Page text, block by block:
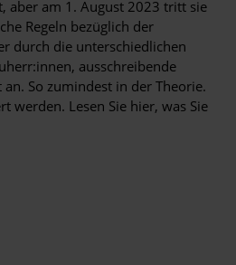
aber am 1. August 2023 tritt sie
Regeln bezüglich der
durch die unterschiedlichen
ausschreibende
So zumindest in der Theorie.
werden. Lesen Sie hier, was Sie